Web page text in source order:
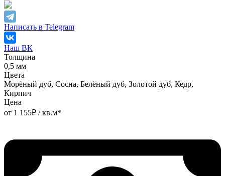
Написать в Telegram
Наш ВК
Толщина
0,5 мм
Цвета
Морёный дуб, Сосна, Белёный дуб, Золотой дуб, Кедр,
Кирпич
Цена
от 1 155₽ / кв.м*